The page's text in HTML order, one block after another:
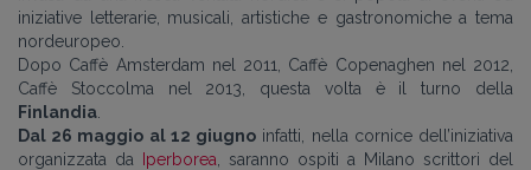
iniziative letterarie, musicali, artistiche e gastronomiche a tema
nordeuropeo.
Dopo Caffè Amsterdam nel 2011, Caffè Copenaghen nel 2012,
Caffè Stoccolma nel 2013, questa volta è il turno della
Finlandia
Dal 26 maggio al 12 giugno infatti, nella cornice dell’iniziativa
organizzata da
Iperborea , saranno ospiti a Milano scrittori del